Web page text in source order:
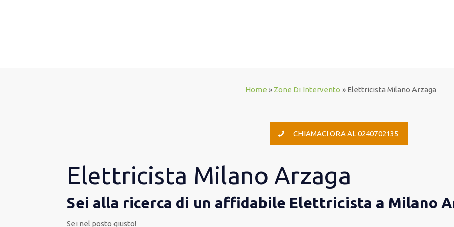
Home » Zone Di Intervento » Elettricista Milano Arzaga
CHIAMACI ORA AL 0240702135
Elettricista Milano Arzaga
Sei alla ricerca di un affidabile Elettricista a Milano
Sei nel posto giusto!